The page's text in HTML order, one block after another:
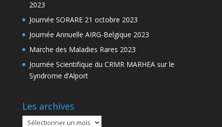
2023
Journée SORARE 21 octobre 2023
Journée Annuelle AIRG-Belgique 2023
Marche des Maladies Rares 2023
Journée Scientifique du CRMR MARHEA sur le
Syndrome d’Alport
Les archives
Les